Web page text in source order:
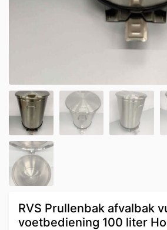
RVS Prullenbak afvalbak
voetbediening 100 liter